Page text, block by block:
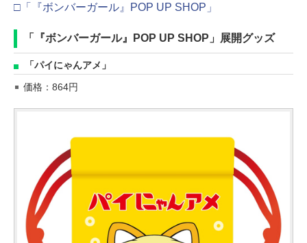
□「『ボンバーガール』POP UP SHOP」
「『ボンバーガール』POP UP SHOP」展開グッズ
「パイにゃんアメ」
価格：864円